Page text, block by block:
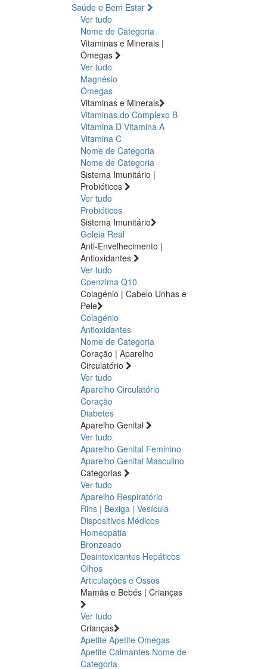
Saúde e Bem Estar
Ver tudo
Nome de Categoria
Vitaminas e Minerais |
Ómegas
Ver tudo
Magnésio
Ómegas
Vitaminas e Minerais
Vitaminas do Complexo B
Vitamina D Vitamina A
Vitamina C
Nome de Categoria
Nome de Categoria
Sistema Imunitário |
Probióticos
Ver tudo
Probióticos
Sistema Imunitário
Geleia Real
Anti-Envelhecimento |
Antioxidantes
Ver tudo
Coenzima Q10
Colagénio | Cabelo Unhas e
Pele
Colagénio
Antioxidantes
Nome de Categoria
Coração | Aparelho
Circulatório
Ver tudo
Aparelho Circulatório
Coração
Diabetes
Aparelho Genital
Ver tudo
Aparelho Genital Feminino
Aparelho Genital Masculino
Categorias
Ver tudo
Aparelho Respiratório
Rins | Bexiga | Vesícula
Dispositivos Médicos
Homeopatia
Bronzeado
Desintoxicantes Hepáticos
Olhos
Articulações e Ossos
Mamãs e Bebés | Crianças
Ver tudo
Crianças
Apetite Apetite Omegas
Apetite Calmantes Nome de
Categoria